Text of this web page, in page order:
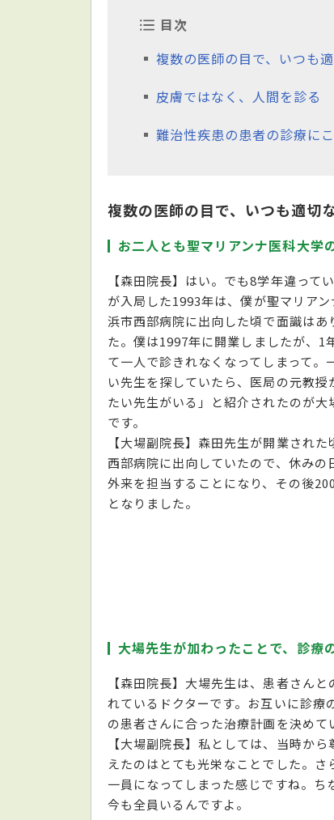
目次
複数の医師の目で、いつも
皮膚ではなく、人間を診る
難治性疾患の患者の診療に
複数の医師の目で、いつも適切
お二人とも聖マリアンナ医科大学
【森田院長】はい。でも8学年違って
が入局した1993年は、僕が聖マリア
浜市西部病院に出向した頃で面識はあ
た。僕は1997年に開業しましたが、1
て一人で診きれなくなってしまって。
い先生を探していたら、医局の元教授
たい先生がいる」と紹介されたのが大
です。
【大場副院長】森田先生が開業され
西部病院に出向していたので、休みの
外来を担当することになり、その後
となりました。
大場先生が加わったことで、診療
【森田院長】大場先生は、患者さん
れているドクターです。お互いに診療
の患者さんに合った治療計画を決めて
【大場副院長】私としては、当時か
えたのはとても光栄なことでした。
一員になってしまった感じですね。
今も全員いるんですよ。